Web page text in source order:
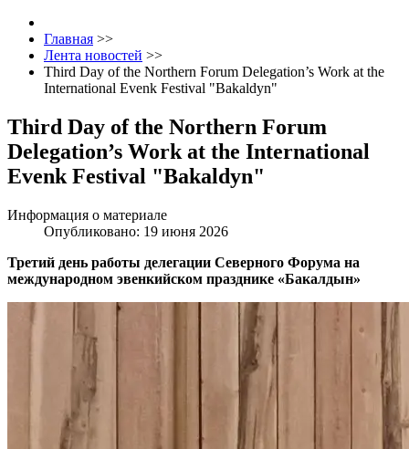
Главная >>
Лента новостей >>
Third Day of the Northern Forum Delegation’s Work at the
International Evenk Festival "Bakaldyn"
Third Day of the Northern Forum
Delegation’s Work at the International
Evenk Festival "Bakaldyn"
Информация о материале
Опубликовано: 19 июня 2026
Третий день работы делегации Северного Форума на
международном эвенкийском празднике «Бакалдын»